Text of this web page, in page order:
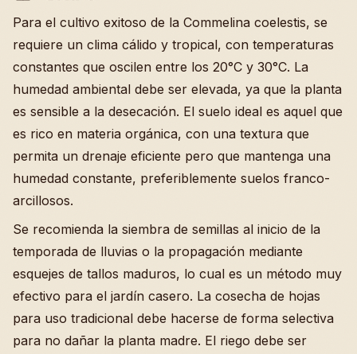
Para el cultivo exitoso de la Commelina coelestis, se
requiere un clima cálido y tropical, con temperaturas
constantes que oscilen entre los 20°C y 30°C. La
humedad ambiental debe ser elevada, ya que la planta
es sensible a la desecación. El suelo ideal es aquel que
es rico en materia orgánica, con una textura que
permita un drenaje eficiente pero que mantenga una
humedad constante, preferiblemente suelos franco-
arcillosos.
Se recomienda la siembra de semillas al inicio de la
temporada de lluvias o la propagación mediante
esquejes de tallos maduros, lo cual es un método muy
efectivo para el jardín casero. La cosecha de hojas
para uso tradicional debe hacerse de forma selectiva
para no dañar la planta madre. El riego debe ser